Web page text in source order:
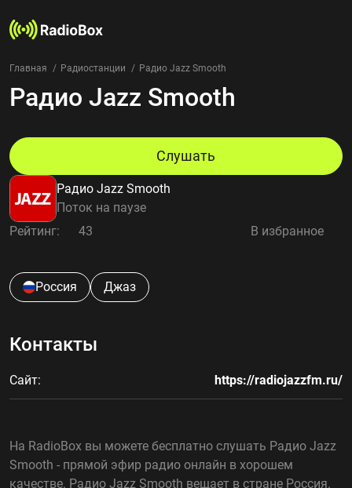
Радиостанции
Жанры
Страны
Избранное
О нас
Добавить радиостанцию
Конфиденциальность
Главная Радиостанции Радио Jazz Smooth
Радио Jazz Smooth
Радио Jazz Smooth
Поток на паузе
Слушать
Рейтинг: 43 В избранное
Россия Джаз
Контакты
Сайт: https://radiojazzfm.ru/
На RadioBox вы можете бесплатно слушать Радио Jazz
Smooth - прямой эфир радио онлайн в хорошем
качестве. Радио Jazz Smooth вещает в стране Россия.